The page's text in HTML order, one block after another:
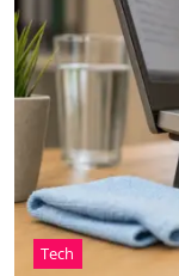
Tech